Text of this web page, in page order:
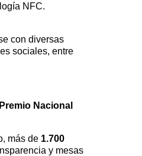
NFC.
con diversas
sociales, entre
Premio Nacional
más de 1.700
y mesas